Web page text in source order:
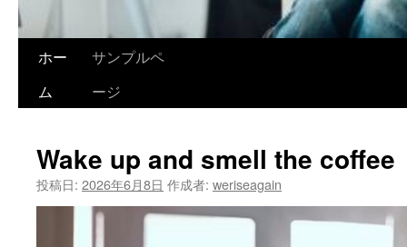
ホー
ム
サンプルペ
ージ
Wake up and smell the coffee
投稿日: 2026年6月8日 作成者: weriseagain